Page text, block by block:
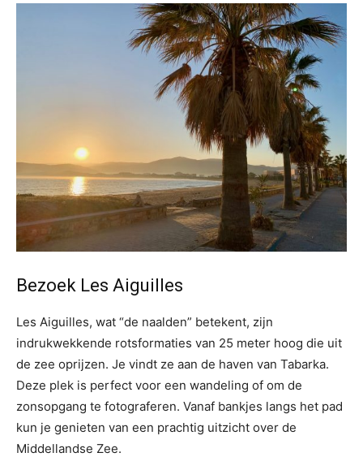
Bezoek Les Aiguilles
Les Aiguilles, wat “de naalden” betekent, zijn
indrukwekkende rotsformaties van 25 meter hoog die uit
de zee oprijzen. Je vindt ze aan de haven van Tabarka.
Deze plek is perfect voor een wandeling of om de
zonsopgang te fotograferen. Vanaf bankjes langs het pad
kun je genieten van een prachtig uitzicht over de
Middellandse Zee.